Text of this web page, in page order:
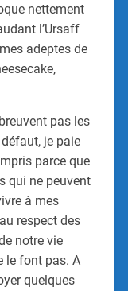
nettement
l’Ursaff
adeptes de
pas les
je paie
parce que
qui ne peuvent
à mes
respect des
notre vie
le font pas. A
quelques